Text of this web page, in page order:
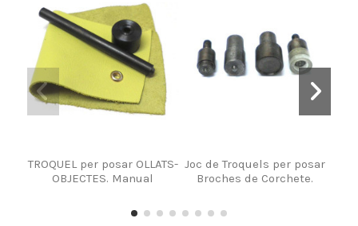
TROQUEL per posar OLLATS-
OBJECTES. Manual
Joc de Troquels per posar
Broches de Corchete.